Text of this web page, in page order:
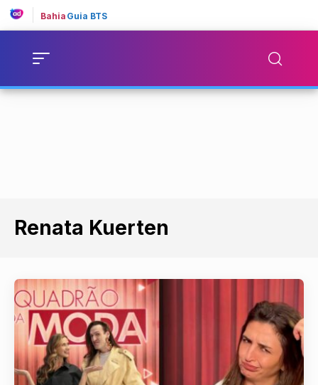
Bahia Guia BTS
Renata Kuerten